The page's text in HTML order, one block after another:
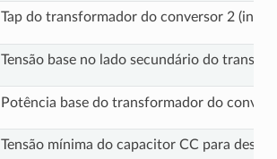
Tap do transformador do conversor 2
Tensão base no lado secundário do
Potência base do transformador do
Tensão mínima do capacitor CC para